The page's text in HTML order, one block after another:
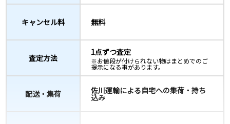
キャンセル料 無料
査定方法
1点ずつ査定
※お値段が付けられない物はまとめでのご
提示になる事があります。
配送・集荷 佐川運輸による自宅への集荷・持ち
込み